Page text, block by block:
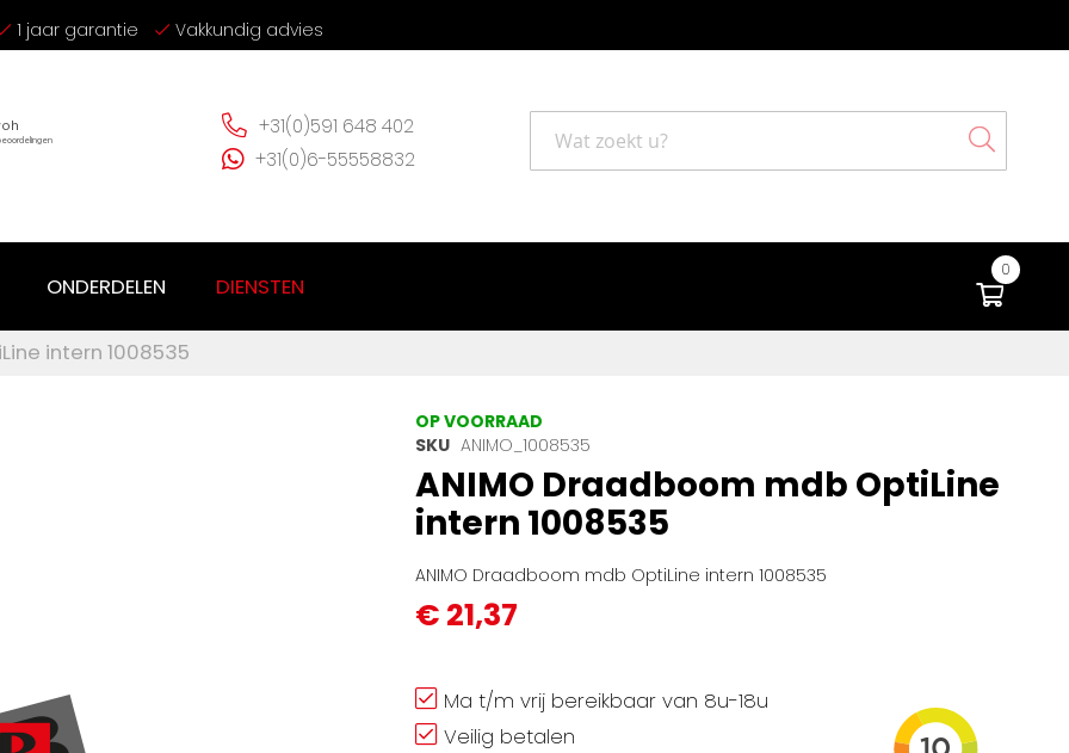
1 jaar garantie Vakkundig advies
+31(0)591 648 402
+31(0)6-55558832
Search
0
ONDERDELEN DIENSTEN
intern 1008535
OP VOORRAAD
SKU ANIMO_1008535
ANIMO Draadboom mdb OptiLine
intern 1008535
ANIMO Draadboom mdb OptiLine intern 1008535
€ 21,37
Ma t/m vrij bereikbaar van 8u-18u
Veilig betalen